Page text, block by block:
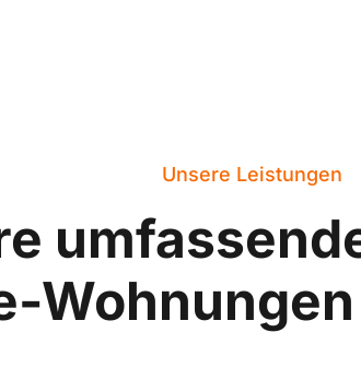
Unsere Leistungen